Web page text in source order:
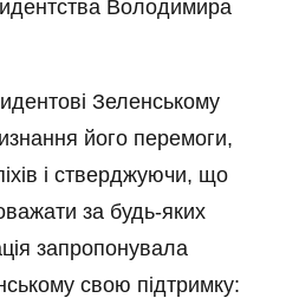
Володимира
Зеленському
його перемоги,
і стверджуючи, що
за будь-яких
запропонувала
свою підтримку: